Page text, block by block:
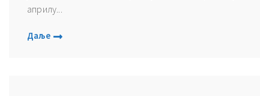
априлу...
Даље